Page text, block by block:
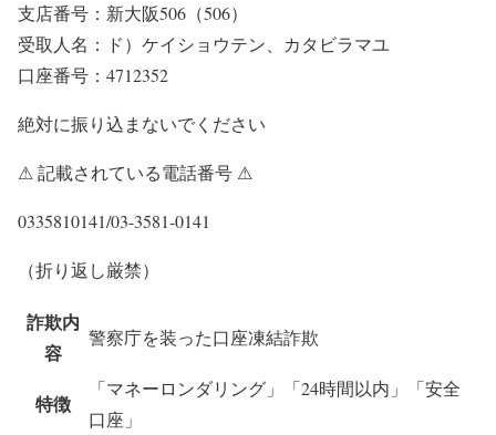
支店番号：新大阪506（506）
受取人名：ド）ケイショウテン、カタビラマユ
口座番号：4712352
絶対に振り込まないでください
⚠ 記載されている電話番号 ⚠
0335810141/03-3581-0141
（折り返し厳禁）
詐欺内
容
警察庁を装った口座凍結詐欺
特徴
「マネーロンダリング」「24時間以内」「安全
口座」